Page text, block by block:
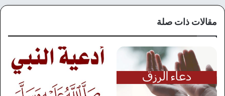
مقالات ذات صلة